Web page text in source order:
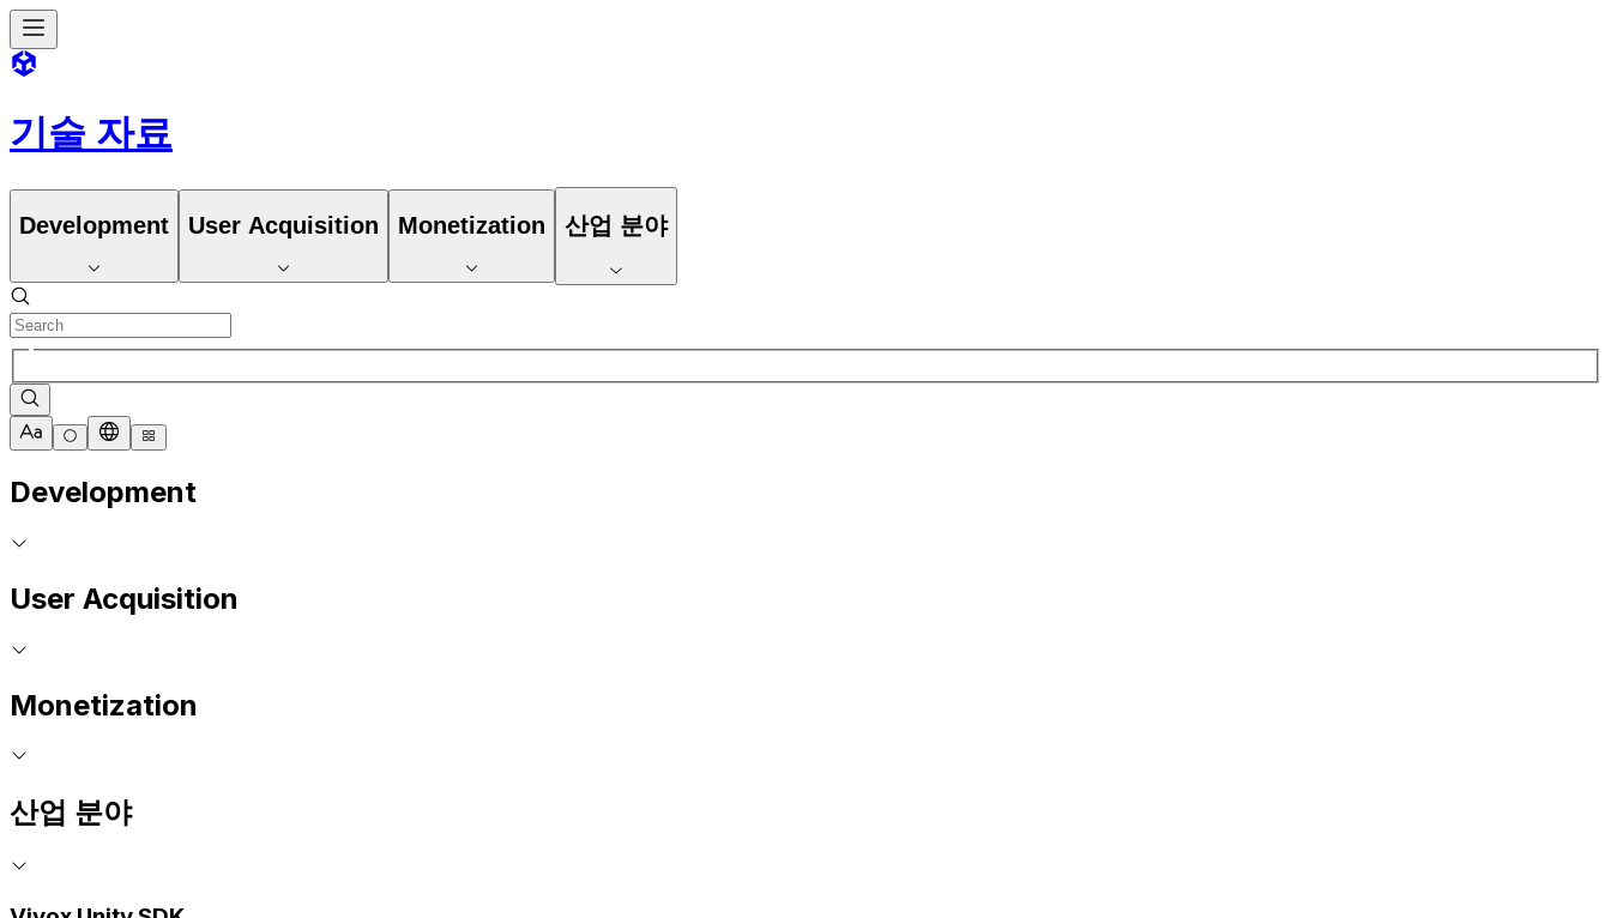
기술 자료
Development User Acquisition Monetization 산업 분야
Development
User Acquisition
Monetization
산업 분야